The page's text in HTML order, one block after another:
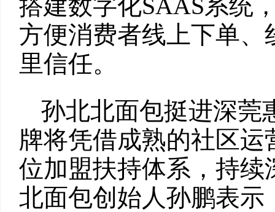
搭建数字化SAAS系统
方便消费者线上下单
里信任。
孙北北面包挺进深莞
牌将凭借成熟的社区
位加盟扶持体系，持
北面包创始人孙鹏表